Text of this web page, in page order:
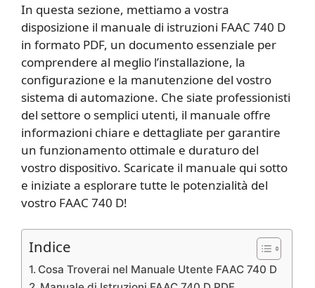
In questa sezione, mettiamo a vostra
disposizione il manuale di istruzioni FAAC 740 D
in formato PDF, un documento essenziale per
comprendere al meglio l’installazione, la
configurazione e la manutenzione del vostro
sistema di automazione. Che siate professionisti
del settore o semplici utenti, il manuale offre
informazioni chiare e dettagliate per garantire
un funzionamento ottimale e duraturo del
vostro dispositivo. Scaricate il manuale qui sotto
e iniziate a esplorare tutte le potenzialità del
vostro FAAC 740 D!
Indice
Cosa Troverai nel Manuale Utente FAAC 740 D